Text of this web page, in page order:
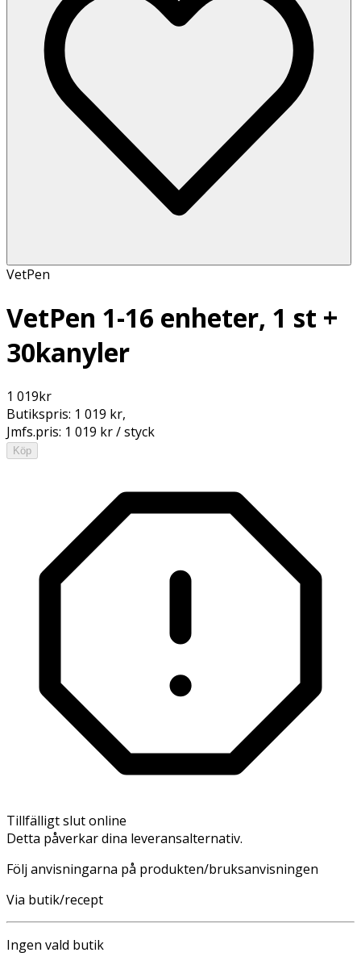
VetPen
VetPen 1-16 enheter, 1 st +
30kanyler
1 019kr
Butikspris: 1 019 kr,
Jmfs.pris: 1 019 kr / styck
Köp
Tillfälligt slut online
Detta påverkar dina leveransalternativ.
Följ anvisningarna på produkten/bruksanvisningen
Via butik/recept
Ingen vald butik